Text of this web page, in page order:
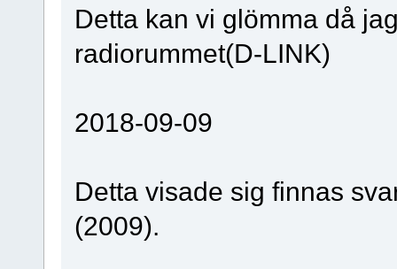
Detta kan vi glömma då
radiorummet(D-LINK)
2018-09-09
Detta visade sig finnas
(2009).